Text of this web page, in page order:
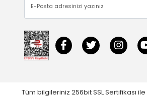
Tüm bilgileriniz 256bit SSL Sertifikası